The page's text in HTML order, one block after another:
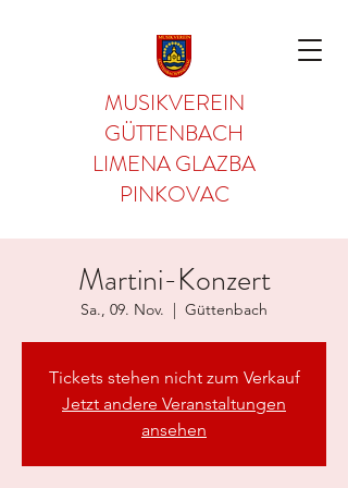
MUSIKVEREIN
GÜTTENBACH
LIMENA GLAZBA
PINKOVAC
Martini-Konzert
Sa., 09. Nov.
  |
Güttenbach
Tickets stehen nicht zum Verkauf
Jetzt andere Veranstaltungen
ansehen